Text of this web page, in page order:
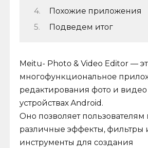
Похожие приложения
Подведем итог
Meitu- Photo & Video Editor —
многофункциональное
редактирования фото и видео
устройствах Android.
Оно позволяет
различные эффекты, фильтры
инструменты для создания